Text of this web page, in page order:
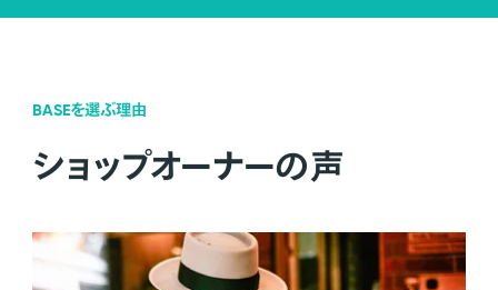
BASEを選ぶ理由
ショップオーナーの声